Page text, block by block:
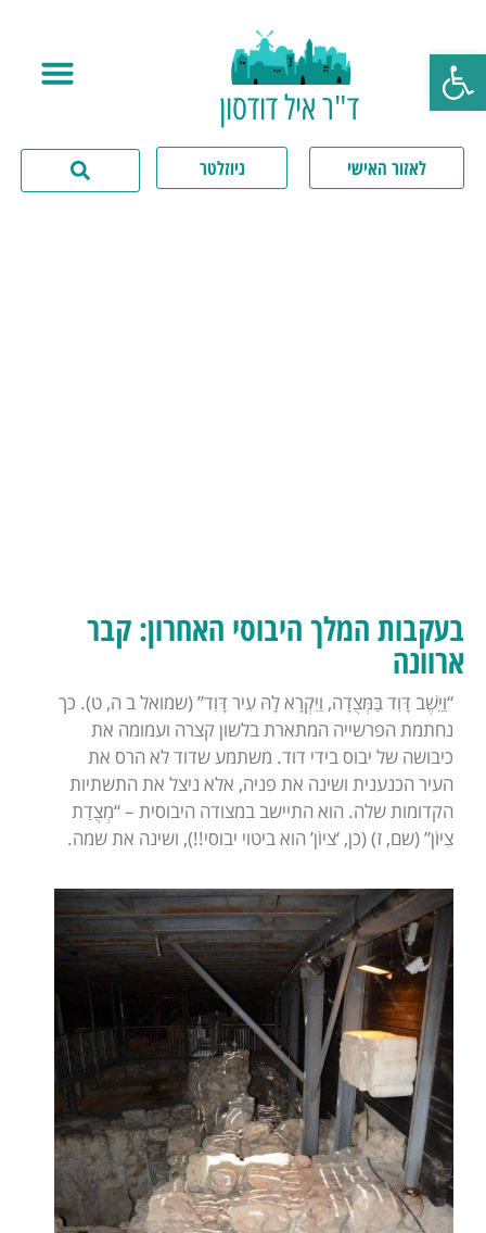
פתח סרגל נגישות
ד"ר איל דודסון
לאזור האישי ניוזלטר
בעקבות המלך היבוסי האחרון: קבר
ארוונה
“וַיֵּשֶׁב דָּוִד בַּמְּצֻדָה, וַיִּקְרָא לָהּ עִיר דָּוִד” (שמואל ב ה, ט). כך
נחתמת הפרשייה המתארת בלשון קצרה ועמומה את
כיבושה של יבוס בידי דוד. משתמע שדוד לא הרס את
העיר הכנענית ושינה את פניה, אלא ניצל את התשתיות
הקדומות שלה. הוא התיישב במצודה היבוסית – “מְצֻדַת
צִיּוֹן” (שם, ז) (כן, ‘ציוֹן’ הוא ביטוי יבוסי!!), ושינה את שמה.